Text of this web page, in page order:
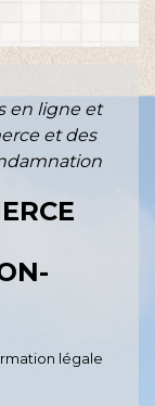
en ligne et
et des
légale